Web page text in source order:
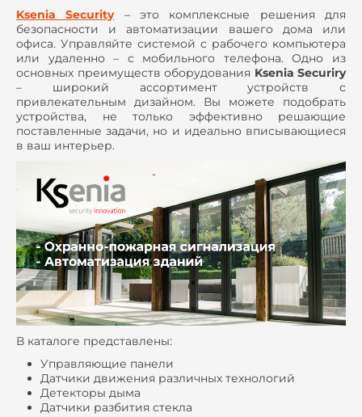
Ksenia Security– это комплексные решения для
безопасности и автоматизации вашего дома или
офиса. Управляйте системой с рабочего компьютера
или удаленно – с мобильного телефона. Одно из
основных преимуществ оборудования Ksenia Securiry
– широкий ассортимент устройств с
привлекательным дизайном. Вы можете подобрать
устройства, не только эффективно решающие
поставленные задачи, но и идеально вписывающиеся
в ваш интерьер.
В каталоге представлены:
Управляющие панели
Датчики движения различных технологий
Детекторы дыма
Датчики разбития стекла